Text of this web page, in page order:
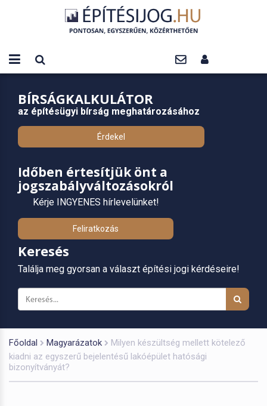
BÍRSÁGKALKULÁTOR
az építésügyi bírság meghatározásához
Érdekel
Időben értesítjük önt a
jogszabályváltozásokról
Kérje INGYENES hírlevelünket!
Feliratkozás
Keresés
Találja meg gyorsan a választ építési jogi kérdéseire!
Főoldal Magyarázatok
Milyen készültség mellett kötelező
kiadni az egyszerű bejelentésű lakóépület hatósági
bizonyítványát?